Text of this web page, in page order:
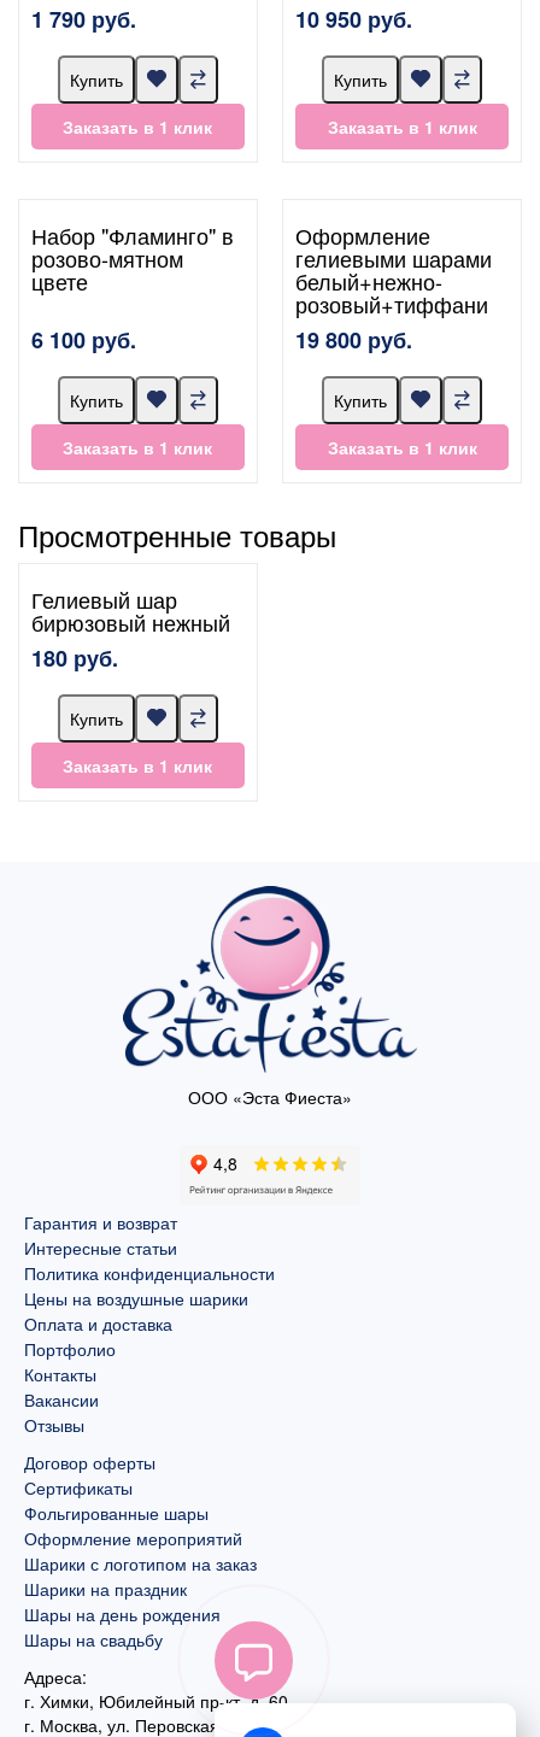
1 790 руб.
Купить
Заказать в 1 клик
10 950 руб.
Купить
Заказать в 1 клик
Набор "Фламинго" в
розово-мятном
цвете
6 100 руб.
Купить
Заказать в 1 клик
Оформление
гелиевыми шарами
белый+нежно-
розовый+тиффани
19 800 руб.
Купить
Заказать в 1 клик
Просмотренные товары
Гелиевый шар
бирюзовый нежный
180 руб.
Купить
Заказать в 1 клик
ООО «Эста Фиеста»
Гарантия и возврат
Интересные статьи
Политика конфиденциальности
Цены на воздушные шарики
Оплата и доставка
Портфолио
Контакты
Вакансии
Отзывы
Договор оферты
Сертификаты
Фольгированные шары
Оформление мероприятий
Шарики с логотипом на заказ
Шарики на праздник
Шары на день рождения
Шары на свадьбу
Адреса:
г. Химки, Юбилейный пр-кт, д. 60
г. Москва, ул. Перовская, д. 59